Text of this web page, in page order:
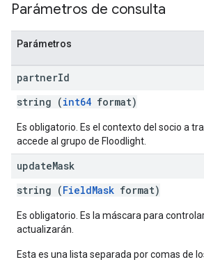
Parámetros de consulta
Parámetros
partnerId
string (int64 format)
Es obligatorio. Es el contexto del socio a
accede al grupo de Floodlight.
updateMask
string (FieldMask format)
Es obligatorio. Es la máscara para
actualizarán.
Esta es una lista separada por comas de